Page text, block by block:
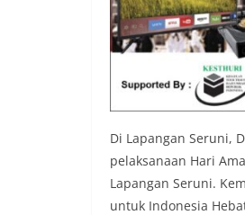
Di Lapangan Seruni,
pelaksanaan Hari
Lapangan Seruni.
untuk Indonesia